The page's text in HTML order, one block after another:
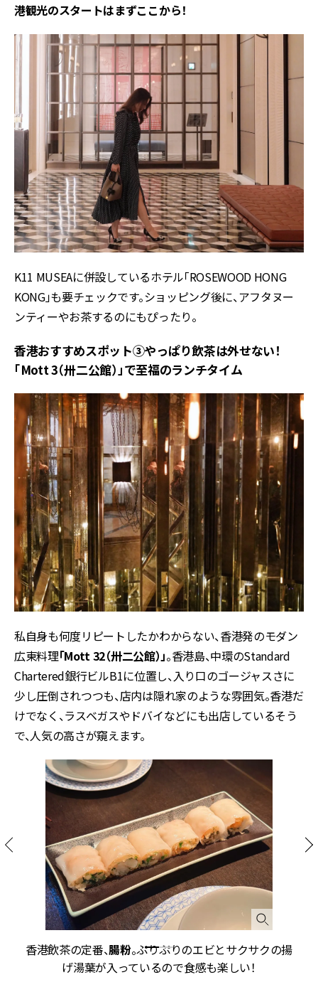
港観光のスタートはまずここから！
K11 MUSEAに併設しているホテル「ROSEWOOD HONG
KONG」も要チェックです。ショッピング後に、アフタヌー
ンティーやお茶するのにもぴったり。
香港おすすめスポット③やっぱり飲茶は外せない！
「Mott 3（卅二公館）」で至福のランチタイム
私自身も何度リピートしたかわからない、香港発のモダン
広東料理「Mott 32（卅二公館）」。香港島、中環のStandard
Chartered銀行ビルB1に位置し、入り口のゴージャスさに
少し圧倒されつつも、店内は隠れ家のような雰囲気。香港だ
けでなく、ラスベガスやドバイなどにも出店しているそう
で、人気の高さが窺えます。
香港飲茶の定番、腸粉。ぷりぷりのエビとサクサクの揚
げ湯葉が入っているので食感も楽しい！